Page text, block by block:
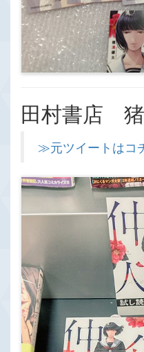
田村書店
≫元ツイートはコ